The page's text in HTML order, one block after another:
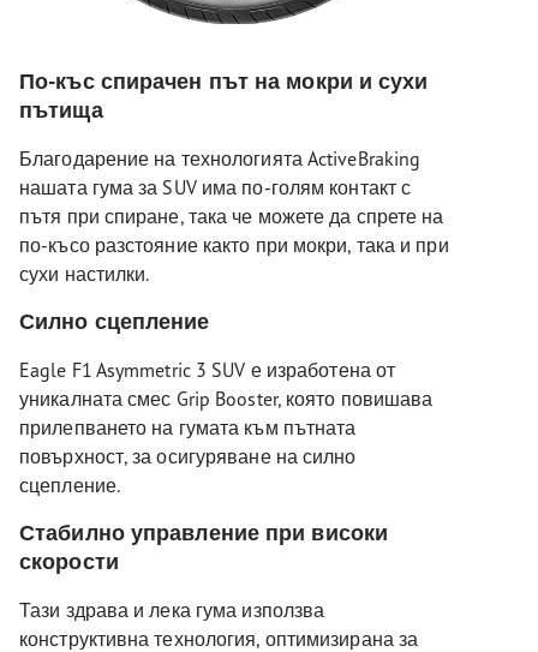
По-къс спирачен път на мокри и сухи
пътища
Благодарение на технологията ActiveBraking
нашата гума за SUV има по-голям контакт с
пътя при спиране, така че можете да спрете на
по-късо разстояние както при мокри, така и при
сухи настилки.
Силно сцепление
Eagle F1 Asymmetric 3 SUV е изработена от
уникалната смес Grip Booster, която повишава
прилепването на гумата към пътната
повърхност, за осигуряване на силно
сцепление.
Стабилно управление при високи
скорости
Тази здрава и лека гума използва
конструктивна технология, оптимизирана за